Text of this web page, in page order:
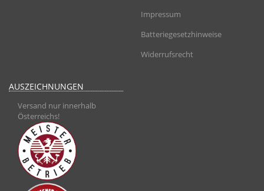
Impressum
Batteriegesetzhinweise
Widerrufsrecht
AUSZEICHNUNGEN
Versand nur innerhalb
Österreichs!